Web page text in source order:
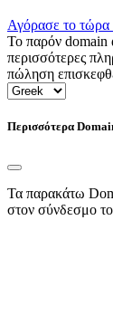
Αγόρασε το τώρα
Το παρόν domain
περισσότερες
πώληση
Περισσότερα
Τα παρακάτω
στον σύνδεσμο